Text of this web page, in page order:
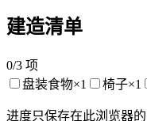
建造清单
0/3 项
盘装食物×1 椅子×1
进度只保存在此浏览器的